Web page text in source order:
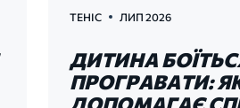
ТЕНІС ЛИП 2026
ДИТИНА
ПРОГРАВАТИ: